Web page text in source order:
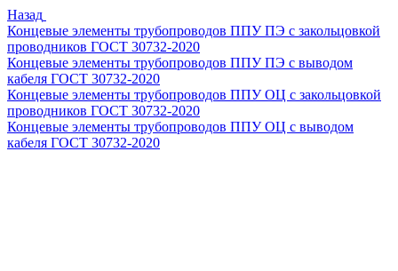
Назад
Концевые элементы трубопроводов ППУ ПЭ с закольцовкой
проводников ГОСТ 30732-2020
Концевые элементы трубопроводов ППУ ПЭ с выводом
кабеля ГОСТ 30732-2020
Концевые элементы трубопроводов ППУ ОЦ с закольцовкой
проводников ГОСТ 30732-2020
Концевые элементы трубопроводов ППУ ОЦ с выводом
кабеля ГОСТ 30732-2020